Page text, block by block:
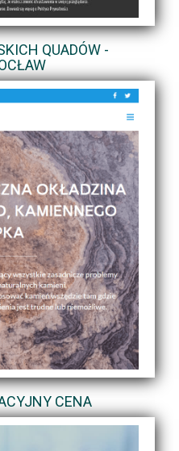
QUADÓW -
CENA